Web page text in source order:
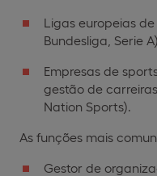
Ligas europeias
Bundesliga, Serie A).
Empresas de
gestão de
Nation Sports).
As funções mais
Gestor de